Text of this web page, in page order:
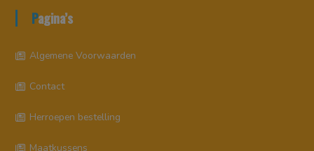
Pagina’s
Algemene Voorwaarden
Contact
Herroepen bestelling
Maatkussens